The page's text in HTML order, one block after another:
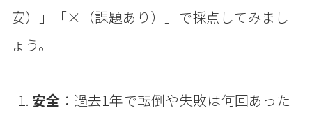
安）」「×（課題あり）」で採点してみまし
ょう。
安全 ：過去1年で転倒や失敗は何回あった